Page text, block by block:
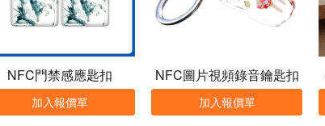
NFC門禁感應匙扣
加入報價單
NFC圖片視頻錄音鑰匙扣
加入報價單